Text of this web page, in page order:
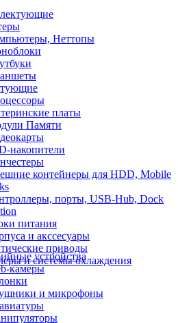
Неттопы
платы
Памяти
накопители
контейнеры для HDD, Mobile
порты, USB-Hub, Dock
питания
и акссесуары
приводы
и системы охлаждения
устройства
камеры
и микрофоны